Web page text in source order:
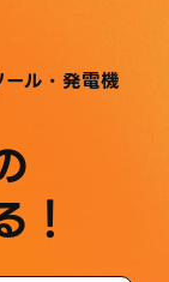
ル・発電機
！